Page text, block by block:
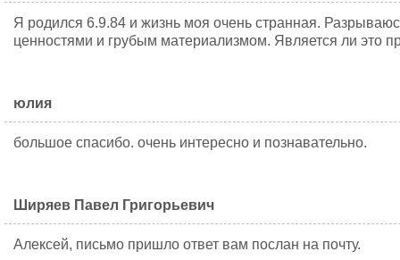
Я родился 6.9.84 и жизнь моя очень странная.
ценностями и грубым материализмом. Является ли это
юлия
большое спасибо. очень интересно и познавательно.
Ширяев Павел Григорьевич
Алексей, письмо пришло ответ вам послан на почту.